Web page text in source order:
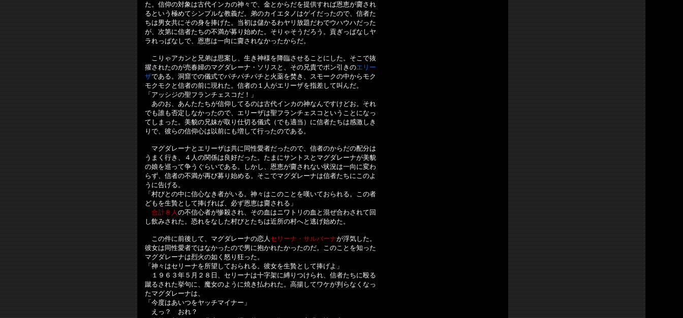
た。信仰の対象は古代インカの神々で、金とからだを提供すれば恩恵が齎され
るという極めてシンプルな教義だ。弟のカイエタノはゲイだったので、信者た
ちは男女共にその身を捧げた。当初は儲かるわヤリ放題だわでウハウハだった
が、次第に信者たちの不満が募り始めた。そりゃそうだろう。貢ぎっぱなしヤ
ラれっぱなしで、恩恵は一向に齎されなかったからだ。
こりゃアカンと兄弟は思案し、生き神様を降臨させることにした。そこで抜
擢されたのが売春婦のマグダレーナ・ソリスと、その兄貴でポン引きのエリー
ザである。洞窟での儀式でパチパチパチと火薬を焚き、スモークの中からモク
モクモクと信者の前に現れた。信者の１人がエリーザを指差して叫んだ。
「アッシジの聖フランチェスコだ！」
あのお、あんたたちが信仰してるのは古代インカの神なんですけどお。それ
でも誰も否定しなかったので、エリーザは聖フランチェスコということになっ
てしまった。美貌の兄妹が取り仕切る儀式（でも適当）に信者たちは感激しき
りで、彼らの信仰心は以前にも増して行ったのである。
マグダレーナとエリーザは共に同性愛者だったので、信者のからだの配分は
うまく行き、４人の関係は良好だった。たまにサントスとマグダレーナが美貌
の娘を巡って争うぐらいである。しかし、恩恵が齎されない状況は一向に変わ
らず、信者の不満が再び募り始める。そこでマグダレーナは信者たちにこのよ
うに告げる。
「村びとの中に信心なき者がいる。神々はこのことを嘆いておられる。この者
どもを生贄として捧げれば、必ず恩恵は齎される」
合計８人の不信心者が惨殺され、その血はニワトリの血と混ぜ合わされて回
し飲みされた。恐れをなした村びとたちは近所の村へと逃げ始めた。
この件に前後して、マグダレーナの恋人 セリーナ・サルバーナが浮気した。
彼女は同性愛者ではなかったので男に抱かれたかったのだ。このことを知った
マグダレーナは烈火の如く怒り狂った。
「神々はセリーナを所望しておられる。彼女を生贄として捧げよ」
１９６３年５月２８日、セリーナは十字架に縛りつけられ、信者たちに殴る
蹴るされた挙句に、魔女のように焼き払われた。高揚してワケが判らなくなっ
たマグダレーナは、
「今度はあいつをヤッチマイナー」
えっ？ おれ？